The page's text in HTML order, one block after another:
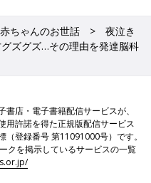
赤ちゃんのお世話
夜泣き
ズグズ…その理由を発達脳科
書店・電子書籍配信サービスが、
用許諾を得た正規版配信サービス
（登録番号 第11091000号）です。
クを掲示しているサービスの一覧